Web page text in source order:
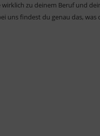
zu deinem Beruf und
uns findest du genau das,